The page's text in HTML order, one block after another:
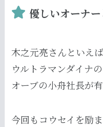
優しいオーナ
木之元亮さんといえば
ウルトラマンダイナ
オーブの小舟社長が有
今回もコウセイを励